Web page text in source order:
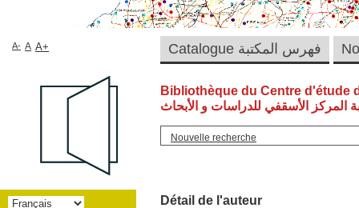
Bibliothèque du Centre d'étude
المركز الأسقفي للدراسات و الأبحاث
Nouvelle recherche
Détail de l'auteur
Catalogue فهرس المكتبة A- A A+